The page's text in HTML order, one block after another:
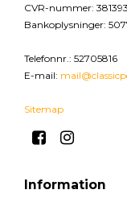
CVR-nummer:
Bankoplysninger:
Telefonnr. : 52705816
E-mail:
Sitemap
Information